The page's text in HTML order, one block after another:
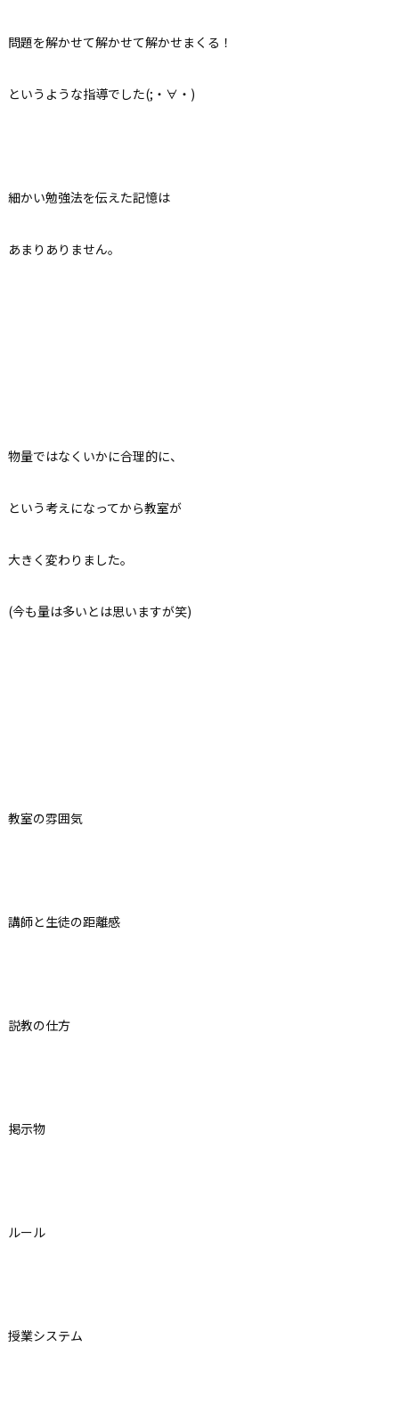
問題を解かせて解かせて解かせまくる！
というような指導でした(;・∀・)
細かい勉強法を伝えた記憶は
あまりありません。
物量ではなくいかに合理的に、
という考えになってから教室が
大きく変わりました。
(今も量は多いとは思いますが笑)
教室の雰囲気
講師と生徒の距離感
説教の仕方
掲示物
ルール
授業システム